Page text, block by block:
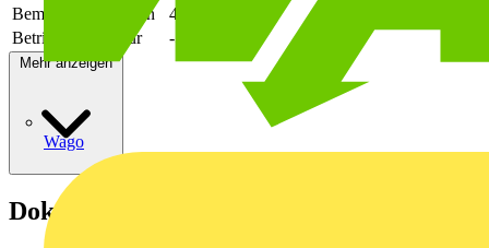
Wago
Bemessungsstrom In
41
Betriebstemperatur
-50 - 130
Mehr anzeigen
Dokumente